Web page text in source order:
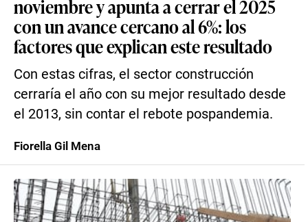
noviembre y apunta a cerrar el 2025
con un avance cercano al 6%: los
factores que explican este resultado
Con estas cifras, el sector construcción
cerraría el año con su mejor resultado desde
el 2013, sin contar el rebote pospandemia.
Fiorella Gil Mena